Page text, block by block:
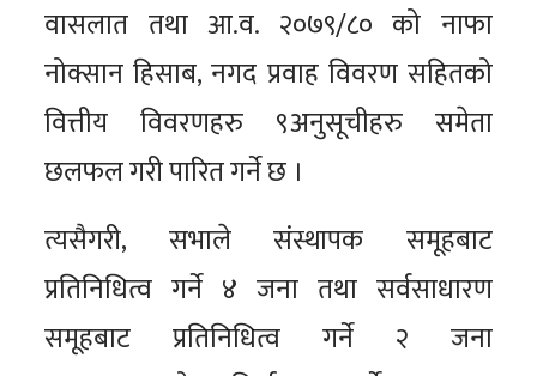
वासलात तथा आ.व. २०७९/८० को नाफा
नोक्सान हिसाब, नगद प्रवाह विवरण सहितको
वित्तीय विवरणहरु ९अनुसूचीहरु समेता
छलफल गरी पारित गर्ने छ ।
त्यसैगरी, सभाले संस्थापक समूहबाट
प्रतिनिधित्व गर्ने ४ जना तथा सर्वसाधारण
समूहबाट प्रतिनिधित्व गर्ने २ जना